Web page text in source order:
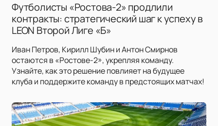
Футболисты «Ростова-2» продлили
контракты: стратегический шаг к успеху в
LEON Второй Лиге «Б»
Иван Петров, Кирилл Шубин и Антон Смирнов
остаются в «Ростове-2», укрепляя команду.
Узнайте, как это решение повлияет на будущее
клуба и поддержите команду в предстоящих матчах!